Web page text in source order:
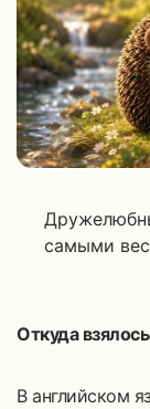
самыми
Откуда
В английском